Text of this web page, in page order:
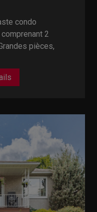
condo
2
pièces,